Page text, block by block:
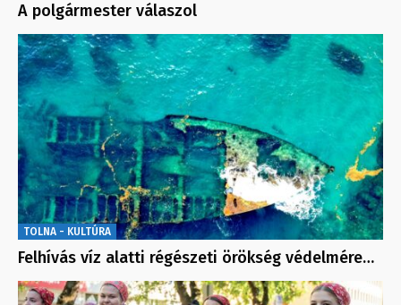
A polgármester válaszol
TOLNA - KULTÚRA
Felhívás víz alatti régészeti örökség védelmére…